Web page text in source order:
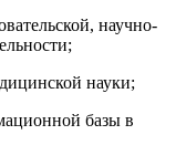
научно-
науки;
базы в